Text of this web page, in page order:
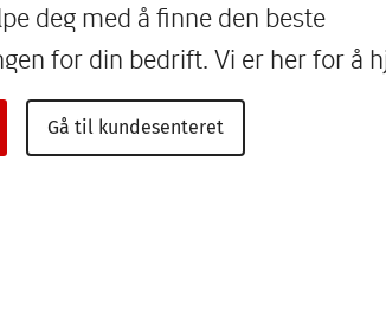
deg med å finne den beste
for din bedrift. Vi er her for å
Gå til kundesenteret